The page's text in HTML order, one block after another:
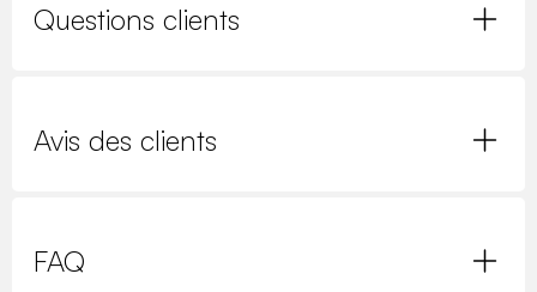
Questions clients
Avis des clients
FAQ